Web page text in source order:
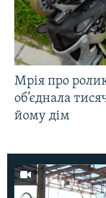
Мрія про
об’єднала
йому дім